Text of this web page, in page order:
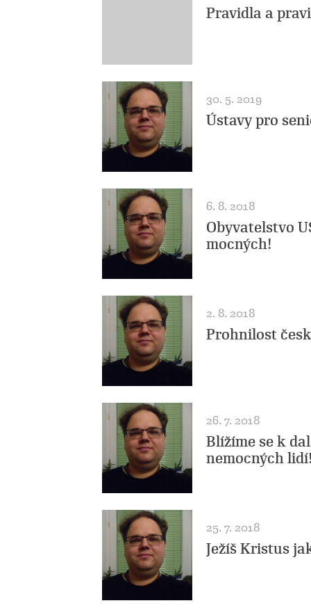
Pravidla a
30. 5. 2019
Ústavy pro
6. 8. 2018
Obyvatelstvo
mocných!
2. 8. 2018
Prohnilost
26. 7. 2018
Blížíme se k
nemocných
25. 7. 2018
Ježíš Kristus